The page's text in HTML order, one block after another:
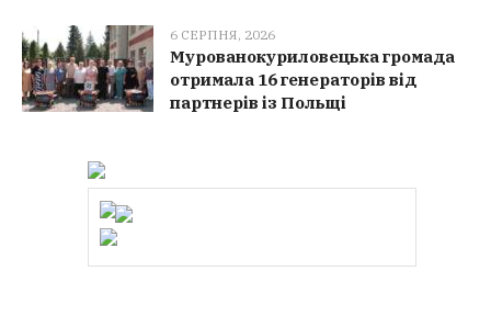
6 СЕРПНЯ, 2026
Мурованокуриловецька громада
отримала 16 генераторів від
партнерів із Польщі